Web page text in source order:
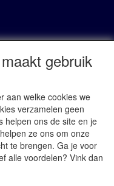
gebruik
aan welke cookies we
verzamelen geen
helpen ons de site en je
ze ons om onze
te brengen. Ga je voor
alle voordelen? Vink dan